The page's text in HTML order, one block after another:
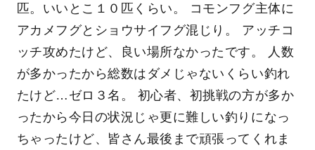
匹。いいとこ１０匹くらい。 コモンフグ主体に
アカメフグとショウサイフグ混じり。 アッチコ
ッチ攻めたけど、良い場所なかったです。 人数
が多かったから総数はダメじゃないくらい釣れ
たけど…ゼロ３名。 初心者、初挑戦の方が多か
ったから今日の状況じゃ更に難しい釣りになっ
ちゃったけど、皆さん最後まで頑張ってくれま